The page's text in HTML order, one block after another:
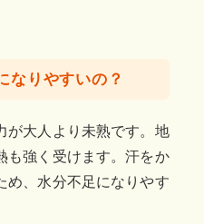
なりやすいの？
が大人より未熟です。地
も強く受けます。汗をか
め、水分不足になりやす